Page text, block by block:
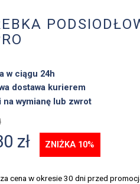
w ciągu 24h
dostawa kurierem
na wymianę lub zwrot
zł ZNIŻKA 10%
cena w okresie 30 dni przed